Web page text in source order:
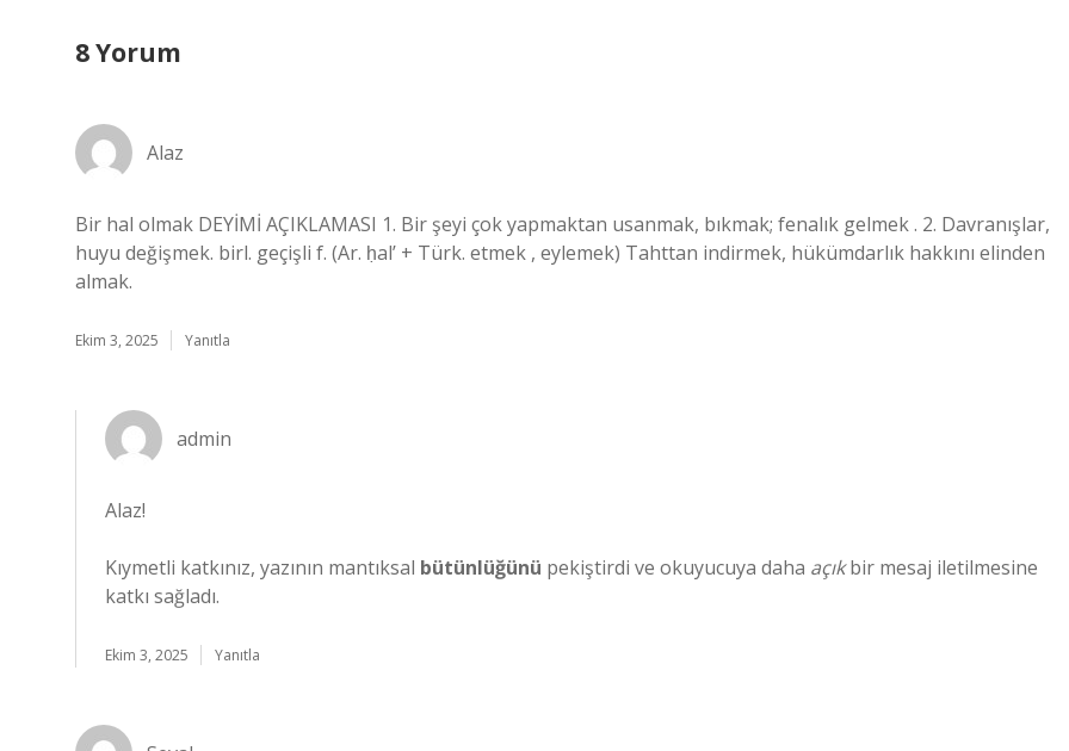
8 Yorum
Alaz
Bir hal olmak DEYİMİ AÇIKLAMASI 1. Bir şeyi çok yapmaktan usanmak, bıkmak; fenalık gelmek . 2. Davranışlar,
huyu değişmek. birl. geçişli f. (Ar. ḥal’ + Türk. etmek , eylemek) Tahttan indirmek, hükümdarlık hakkını elinden
almak.
Ekim 3, 2025 Yanıtla
admin
Alaz!
Kıymetli katkınız, yazının mantıksal bütünlüğünü pekiştirdi ve okuyucuya daha açıkbir mesaj iletilmesine
katkı sağladı.
Ekim 3, 2025 Yanıtla